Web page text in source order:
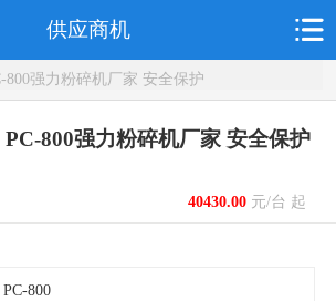
供应商机
800强力粉碎机厂家 安全保护
PC-800强力粉碎机厂家 安全保护
40430.00元/台 起
PC-800